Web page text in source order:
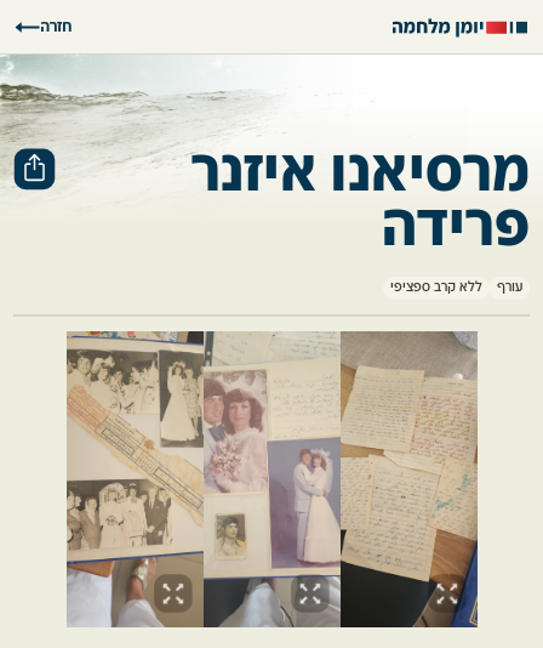
חזרה
מרסיאנו איזנר
פרידה
עורף ללא קרב ספציפי